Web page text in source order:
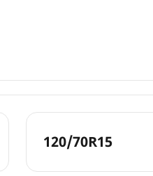
120/70R15